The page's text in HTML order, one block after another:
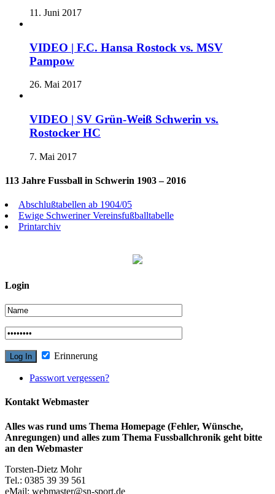
11. Juni 2017
VIDEO | F.C. Hansa Rostock vs. MSV
Pampow
26. Mai 2017
VIDEO | SV Grün-Weiß Schwerin vs.
Rostocker HC
7. Mai 2017
113 Jahre Fussball in Schwerin 1903 – 2016
Abschlußtabellen ab 1904/05
Ewige Schweriner Vereinsfußballtabelle
Printarchiv
Login
Erinnerung
Passwort vergessen?
Kontakt Webmaster
Alles was rund ums Thema Homepage (Fehler, Wünsche,
Anregungen) und alles zum Thema Fussballchronik geht bitte
an den Webmaster
Torsten-Dietz Mohr
Tel.: 0385 39 39 561
eMail: webmaster@sn-sport.de